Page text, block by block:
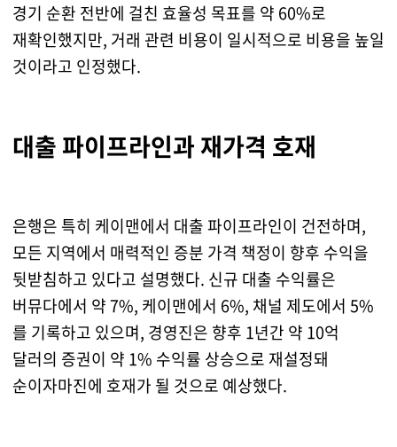
경기 순환 전반에 걸친 효율성 목표를 약 60%로
재확인했지만, 거래 관련 비용이 일시적으로 비용을 높일
것이라고 인정했다.
대출 파이프라인과 재가격 호재
은행은 특히 케이맨에서 대출 파이프라인이 건전하며,
모든 지역에서 매력적인 증분 가격 책정이 향후 수익을
뒷받침하고 있다고 설명했다. 신규 대출 수익률은
버뮤다에서 약 7%, 케이맨에서 6%, 채널 제도에서 5%
를 기록하고 있으며, 경영진은 향후 1년간 약 10억
달러의 증권이 약 1% 수익률 상승으로 재설정돼
순이자마진에 호재가 될 것으로 예상했다.